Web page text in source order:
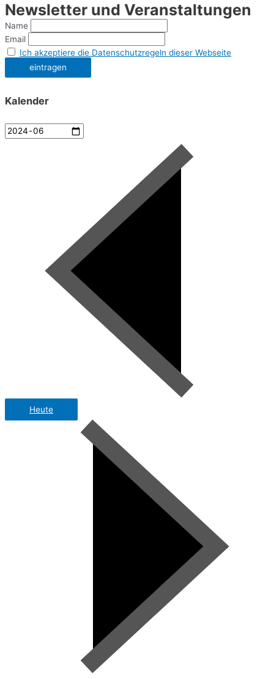
Newsletter und Veranstaltungen
Name
Email
Ich akzeptiere die Datenschutzregeln dieser Webseite
Kalender
Heute